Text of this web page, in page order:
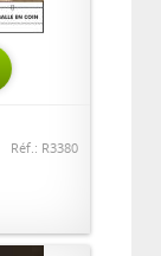
Réf.: R3380